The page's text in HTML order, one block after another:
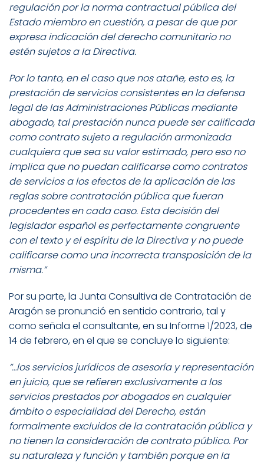
regulación por la norma contractual pública del
Estado miembro en cuestión, a pesar de que por
expresa indicación del derecho comunitario no
estén sujetos a la Directiva.
Por lo tanto, en el caso que nos atañe, esto es, la
prestación de servicios consistentes en la defensa
legal de las Administraciones Públicas mediante
abogado, tal prestación nunca puede ser calificada
como contrato sujeto a regulación armonizada
cualquiera que sea su valor estimado, pero eso no
implica que no puedan calificarse como contratos
de servicios a los efectos de la aplicación de las
reglas sobre contratación pública que fueran
procedentes en cada caso. Esta decisión del
legislador español es perfectamente congruente
con el texto y el espíritu de la Directiva y no puede
calificarse como una incorrecta transposición de la
misma.”
Por su parte, la Junta Consultiva de Contratación de
Aragón se pronunció en sentido contrario, tal y
como señala el consultante, en su Informe 1/2023, de
14 de febrero, en el que se concluye lo siguiente:
“…los servicios jurídicos de asesoría y representación
en juicio, que se refieren exclusivamente a los
servicios prestados por abogados en cualquier
ámbito o especialidad del Derecho, están
formalmente excluidos de la contratación pública y
no tienen la consideración de contrato público. Por
su naturaleza y función y también porque en la